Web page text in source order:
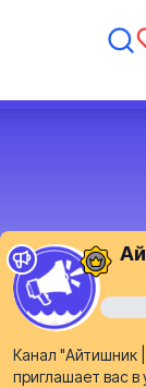
Канал "Айтишник
приглашает вас в